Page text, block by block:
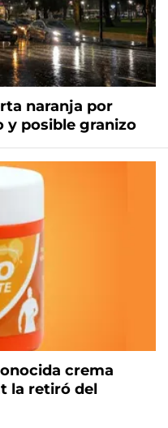
naranja por
y posible granizo
crema
la retiró del